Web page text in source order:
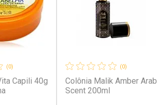
(0)
Capili 40g
(0)
Colônia Malik Amber Arab
Scent 200ml